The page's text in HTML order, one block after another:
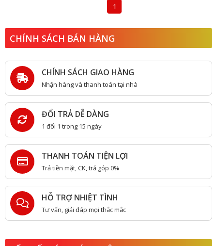
1
CHÍNH SÁCH BÁN HÀNG
CHÍNH SÁCH GIAO HÀNG
Nhận hàng và thanh toán tại nhà
ĐỔI TRẢ DỄ DÀNG
1 đổi 1 trong 15 ngày
THANH TOÁN TIỆN LỢI
Trả tiền mặt, CK, trả góp 0%
HỖ TRỢ NHIỆT TÌNH
Tư vấn, giải đáp mọi thắc mắc